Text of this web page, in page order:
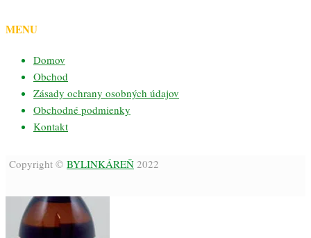
MENU
Domov
Obchod
Zásady ochrany osobných údajov
Obchodné podmienky
Kontakt
Copyright © BYLINKÁREŇ 2022